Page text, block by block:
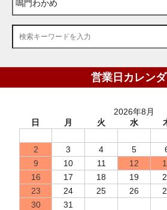
営業日カレン
2026年8月
日
月 火 水
2
3 4 5
9
10 11 12
16
17 18 19
23
24 25 26
30
31